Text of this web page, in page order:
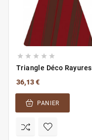
    
Triangle Déco Rayures
36,13 €
PANIER